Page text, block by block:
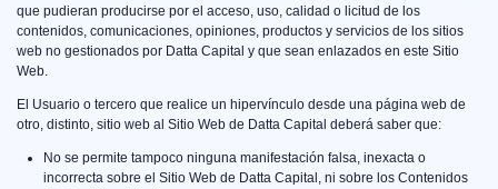
que pudieran producirse por el acceso, uso, calidad o licitud de los
contenidos, comunicaciones, opiniones, productos y servicios de los sitios
web no gestionados por Datta Capital y que sean enlazados en este Sitio
Web.
El Usuario o tercero que realice un hipervínculo desde una página web de
otro, distinto, sitio web al Sitio Web de Datta Capital deberá saber que:
No se permite tampoco ninguna manifestación falsa, inexacta o
incorrecta sobre el Sitio Web de Datta Capital, ni sobre los Contenidos